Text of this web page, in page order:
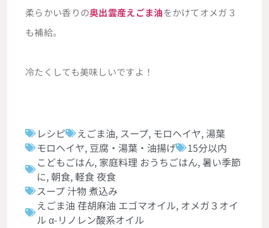
柔らかい香りの奥出雲産えごま油をかけてオメガ３
も補給。
冷たくしても美味しいですよ！
レシピ えごま油, スープ, モロヘイヤ, 湯葉
モロヘイヤ, 豆腐・湯葉・油揚げ
15分以内
こどもごはん, 家庭料理 おうちごはん,暑い季節
に,朝食,軽食 夜食
スープ 汁物 煮込み
えごま油 荏胡麻油 エゴマオイル, オメガ３オイ
ル α-リノレン酸系オイル